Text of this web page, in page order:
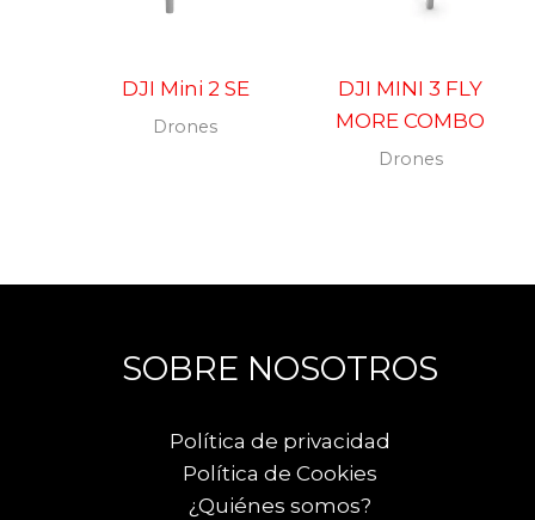
DJI Mini 2 SE
Drones
DJI MINI 3 FLY
MORE COMBO
Drones
SOBRE NOSOTROS
Política de privacidad
Política de Cookies
¿Quiénes somos?